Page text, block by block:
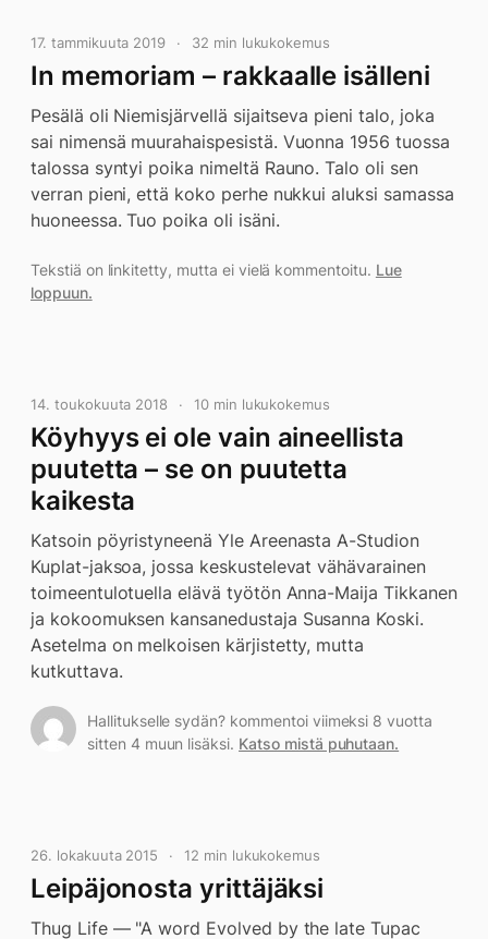
17. tammikuuta 2019 32 min lukukokemus
In memoriam – rakkaalle isälleni
Pesälä oli Niemisjärvellä sijaitseva pieni talo, joka
sai nimensä muurahaispesistä. Vuonna 1956 tuossa
talossa syntyi poika nimeltä Rauno. Talo oli sen
verran pieni, että koko perhe nukkui aluksi samassa
huoneessa. Tuo poika oli isäni.
Tekstiä on linkitetty, mutta ei vielä kommentoitu. Lue
loppuun.
14. toukokuuta 2018 10 min lukukokemus
Köyhyys ei ole vain aineellista
puutetta – se on puutetta
kaikesta
Katsoin pöyristyneenä Yle Areenasta A-Studion
Kuplat-jaksoa, jossa keskustelevat vähävarainen
toimeentulotuella elävä työtön Anna-Maija Tikkanen
ja kokoomuksen kansanedustaja Susanna Koski.
Asetelma on melkoisen kärjistetty, mutta
kutkuttava.
Hallitukselle sydän? kommentoi viimeksi 8 vuotta
sitten 4 muun lisäksi. Katso mistä puhutaan.
26. lokakuuta 2015 12 min lukukokemus
Leipäjonosta yrittäjäksi
Thug Life — "A word Evolved by the late Tupac